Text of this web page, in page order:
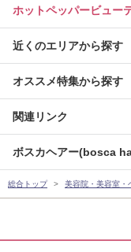
ホットペッパービュー
近くのエリアから探す
オススメ特集から探す
関連リンク
ボスカヘアー(bosca
総合トップ 美容院・美容室・